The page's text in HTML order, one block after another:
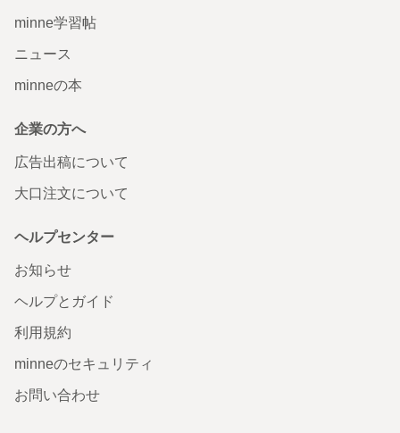
minne学習帖
ニュース
minneの本
企業の方へ
広告出稿について
大口注文について
ヘルプセンター
お知らせ
ヘルプとガイド
利用規約
minneのセキュリティ
お問い合わせ